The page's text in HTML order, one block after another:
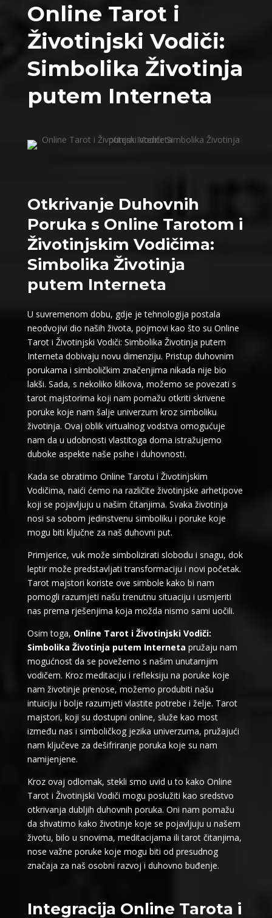
Online Tarot i
Životinjski Vodiči:
Simbolika Životinja
putem Interneta
Otkrivanje Duhovnih
Poruka s Online Tarotom i
Životinjskim Vodičima:
Simbolika Životinja
putem Interneta
U suvremenom dobu, gdje je tehnologija postala
neodvojivi dio naših života, pojmovi kao što su Online
Tarot i Životinjski Vodiči: Simbolika Životinja putem
Interneta dobivaju novu dimenziju. Pristup duhovnim
porukama i simboličkim značenjima nikada nije bio
lakši. Sada, s nekoliko klikova, možemo se povezati s
tarot majstorima koji nam pomažu otkriti skrivene
poruke koje nam šalje univerzum kroz simboliku
životinja. Ovaj oblik virtualnog vodstva omogućuje
nam da u udobnosti vlastitoga doma istražujemo
duboke aspekte naše psihe i duhovnosti.
Kada se obratimo Online Tarotu i Životinjskim
Vodičima, naići ćemo na različite životinjske arhetipove
koji se pojavljuju u našim čitanjima. Svaka životinja
nosi sa sobom jedinstvenu simboliku i poruke koje
mogu biti ključne za naš duhovni put.
Primjerice, vuk može simbolizirati slobodu i snagu, dok
leptir može predstavljati transformaciju i novi početak.
Tarot majstori koriste ove simbole kako bi nam
pomogli razumjeti našu trenutnu situaciju i usmjeriti
nas prema rješenjima koja možda nismo sami uočili.
Osim toga, Online Tarot i Životinjski Vodiči:
Simbolika Životinja putem Interneta pružaju nam
mogućnost da se povežemo s našim unutarnjim
vodičem. Kroz meditaciju i refleksiju na poruke koje
nam životinje prenose, možemo produbiti našu
intuiciju i bolje razumjeti vlastite potrebe i želje. Tarot
majstori, koji su dostupni online, služe kao most
između nas i simboličkog jezika univerzuma, pružajući
nam ključeve za dešifriranje poruka koje su nam
namijenjene.
Kroz ovaj odlomak, stekli smo uvid u to kako Online
Tarot i Životinjski Vodiči mogu poslužiti kao sredstvo
otkrivanja dubljih duhovnih poruka. Oni nam pomažu
da shvatimo kako životinje koje se pojavljuju u našem
životu, bilo u snovima, meditacijama ili tarot čitanjima,
nose važne poruke koje mogu biti od presudnog
značaja za naš osobni razvoj i duhovno buđenje.
Integracija Online Tarota i